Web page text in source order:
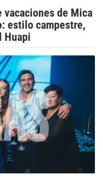
de Mica
estilo campestre,
Huapi